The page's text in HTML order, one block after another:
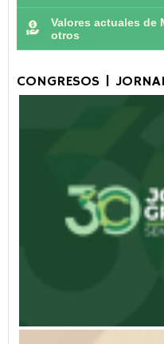
Valores actuales de
otros
CONGRESOS |